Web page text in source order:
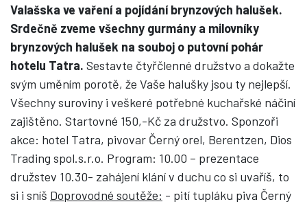
Valašska ve vaření a pojídání brynzových halušek.
Srdečně zveme všechny gurmány a milovníky
brynzových halušek na souboj o putovní pohár
hotelu Tatra. Sestavte čtyřčlenné družstvo a dokažte
svým uměním porotě, že Vaše halušky jsou ty nejlepší.
Všechny suroviny i veškeré potřebné kuchařské náčiní
zajištěno. Startovné 150,-Kč za družstvo. Sponzoři
akce: hotel Tatra, pivovar Černý orel, Berentzen, Dios
Trading spol.s.r.o. Program: 10.00 – prezentace
družstev 10.30- zahájení klání v duchu co si uvaříš, to
si i sníš Doprovodné soutěže: - pití tupláku piva Černý